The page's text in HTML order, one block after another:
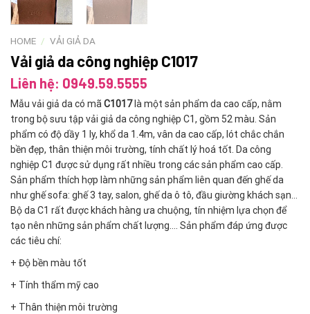
HOME / VẢI GIẢ DA
Vải giả da công nghiệp C1017
Liên hệ: 0949.59.5555
Mẫu vải giả da có mã C1017 là một sản phẩm da cao cấp, nằm
trong bộ sưu tập vải giả da công nghiệp C1, gồm 52 màu. Sản
phẩm có độ dầy 1 ly, khổ da 1.4m, vân da cao cấp, lót chắc chắn
bền đẹp, thân thiện môi trường, tính chất lý hoá tốt. Da công
nghiệp C1 được sử dụng rất nhiều trong các sản phẩm cao cấp.
Sản phẩm thích hợp làm những sản phẩm liên quan đến ghế da
như ghế sofa: ghế 3 tay, salon, ghế da ô tô, đầu giường khách sạn…
Bộ da C1 rất được khách hàng ưa chuộng, tín nhiệm lựa chọn để
tạo nên những sản phẩm chất lượng…. Sản phẩm đáp ứng được
các tiêu chí:
+ Độ bền màu tốt
+ Tính thẩm mỹ cao
+ Thân thiện môi trường